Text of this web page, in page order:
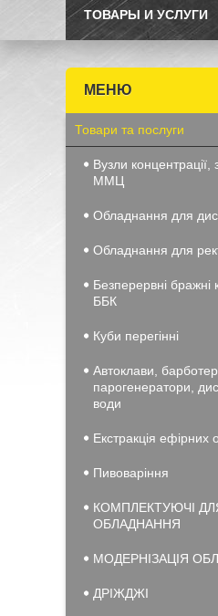
ТОВАРЫ И УСЛУГИ
Товари та послуги
Вузли концентрації,
ММЦ
Обладнання для
Обладнання для
Безперервні бражні
ББК
Куби перегінні
Автоклави,
парогенератори,
води
Екстракція ефірних
Пивоваріння
КОМПЛЕКТУЮЧІ
ОБЛАДНАННЯ
МОДЕРНІЗАЦІЯ
ДРІЖДЖІ